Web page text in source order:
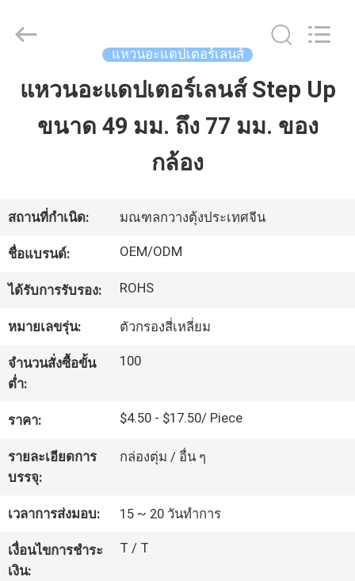
บ้าน
เกี่ยว
กับ
เรา
โรงงาน
คุณภาพ
ติดต่อ
เรา
Bright
Shadow
Rights
Reserved.
แหวนอะแดปเตอร์เลนส์
แหวนอะแดปเตอร์เลนส์ Step Up
ขนาด 49 มม. ถึง 77 มม. ของ
กล้อง
สถานที่กำเนิด: มณฑลกวางตุ้งประเทศจีน
ชื่อแบรนด์: OEM/ODM
ได้รับการรับรอง: ROHS
หมายเลขรุ่น: ตัวกรองสี่เหลี่ยม
จำนวนสั่งซื้อขั้น
ต่ำ:
100
ราคา: $4.50 - $17.50/ Piece
รายละเอียดการ
บรรจุ:
กล่องตุ่ม / อื่น ๆ
เวลาการส่งมอบ: 15 ~ 20 วันทำการ
เงื่อนไขการชำระ
เงิน:
T / T